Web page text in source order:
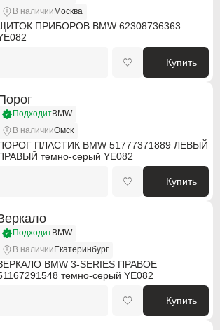
В наличии Москва
ПРИБОРОВ BMW 62308736363
Купить
В наличииОмск
ПодходитBMW
ПЛАСТИК BMW 51777371889 ЛЕВЫЙ
темно-серый YE082
Купить
В наличии Екатеринбург
ПодходитBMW
BMW 3-SERIES ПРАВОЕ
темно-серый YE082
Купить
PSA
PSA